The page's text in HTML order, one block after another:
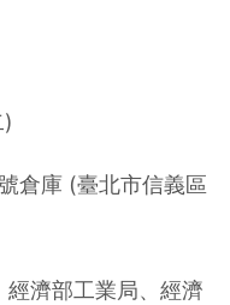
倉庫 (臺北市信義區
濟部工業局、經濟